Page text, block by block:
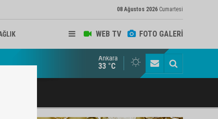
08 Ağustos 2026 Cumartesi
WEB TV FOTO GALERİ
ve Arabulucu Rüstem Yiğit Ahizer'e ziyaretçi akını
Ankara
33 °C